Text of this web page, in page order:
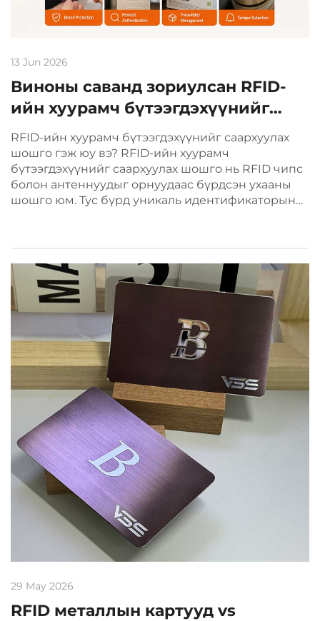
13 Jun 2026
Виноны саванд зориулсан RFID-
ийн хуурамч бүтээгдэхүүнийг
саархуулах шошго: ухааны
аюулгүй баталгаажуулалт ба
дагалдах шийдлүүд
RFID-ийн хуурамч бүтээгдэхүүнийг саархуулах
шошго гэж юу вэ? RFID-ийн хуурамч
бүтээгдэхүүнийг саархуулах шошго нь RFID чипс
болон антеннуудыг орнуудаас бүрдсэн ухааны
шошго юм. Тус бүрд уникаль идентификаторын
29 May 2026
RFID металлын картууд vs